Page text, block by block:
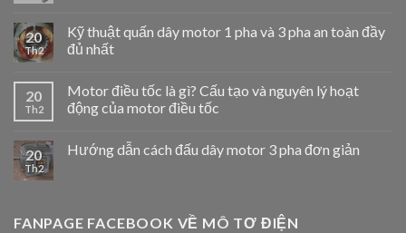
20
Th2
Kỹ thuật quấn dây motor 1 pha và 3 pha an toàn đầy
đủ nhất
20
Th2
Motor điều tốc là gì? Cấu tạo và nguyên lý hoạt
động của motor điều tốc
20
Th2
Hướng dẫn cách đấu dây motor 3 pha đơn giản
FANPAGE FACEBOOK VỀ MÔ TƠ ĐIỆN